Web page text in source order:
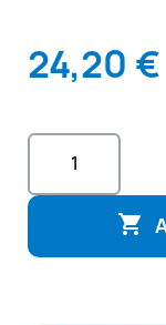
24,20 €
